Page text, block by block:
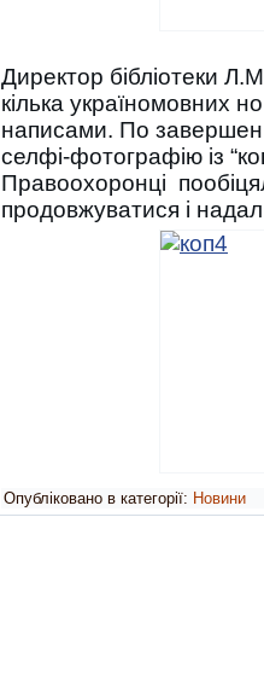
Директор бібліотеки
кілька україномовних
написами. По
селфі-фотографію із
Правоохоронці
продовжуватися і
Опубліковано в категорії: Новини